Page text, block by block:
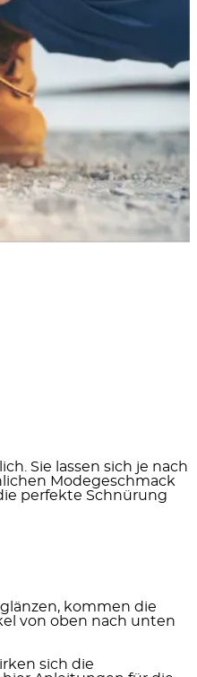
Sie lassen sich je nach
Modegeschmack
perfekte Schnürung
kommen die
von oben nach unten
sich die